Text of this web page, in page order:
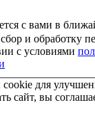
с вами в
и обработку
с условиями
для
сайт, вы